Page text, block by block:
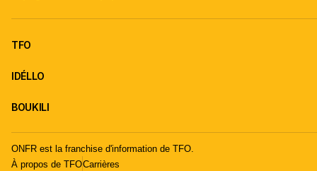
TFO
IDÉLLO
BOUKILI
ONFR est la franchise d'information de TFO.
À propos de TFOCarrières